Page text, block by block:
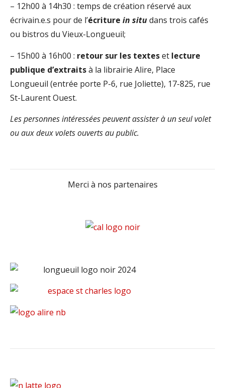
– 12h00 à 14h30 : temps de création réservé aux
écrivain.e.s pour de l’écriture in situdans trois cafés
ou bistros du Vieux-Longueuil;
– 15h00 à 16h00 : retour sur les texteset lecture
publique d’extraitsà la librairie Alire, Place
Longueuil (entrée porte P-6, rue Joliette), 17-825, rue
St-Laurent Ouest.
Les personnes intéressées peuvent assister à un seul volet
ou aux deux volets ouverts au public.
Merci à nos partenaires